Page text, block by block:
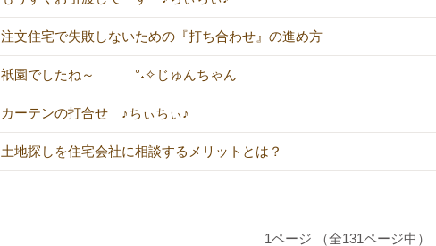
注文住宅で失敗しないための『打ち合わせ』の進め方
祇園でしたね～ °˖✧じゅんちゃん
カーテンの打合せ ♪ちぃちぃ♪
土地探しを住宅会社に相談するメリットとは？
1ページ （全131ページ中）